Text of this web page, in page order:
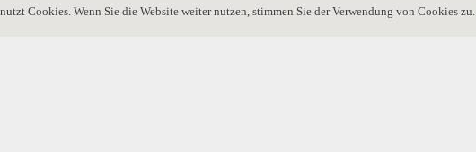
Cookies. Wenn Sie die Website weiter nutzen, stimmen Sie der Verwendung von Cookies zu.